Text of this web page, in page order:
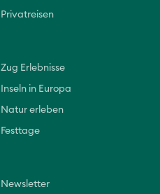
Privatreisen
Zug Erlebnisse
Inseln in Europa
Natur erleben
Festtage
Newsletter